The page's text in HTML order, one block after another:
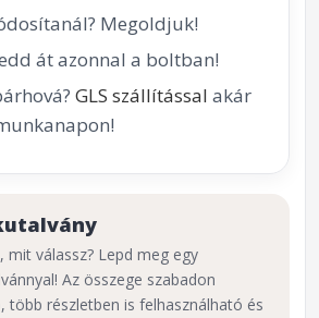
Megoldjuk!
át azonnal a boltban!
GLS szállítással akár
mit válassz? Lepd meg egy
Az összege szabadon
több részletben is felhasználható és